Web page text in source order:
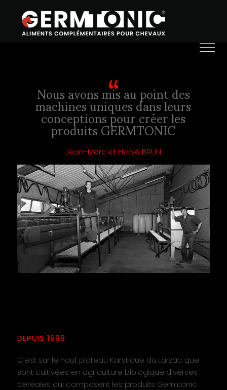
Nous avons mis au point des
machines uniques dans leurs
conceptions pour créer les
produits GERMTONIC
Jean-Marc et Hervé BRUN
DEPUIS 1998
C’est sur le haut plateau Karstique du Larzac que
sont cultivées en agriculture biologique diverses
céréales qui composent les produits Germtonic